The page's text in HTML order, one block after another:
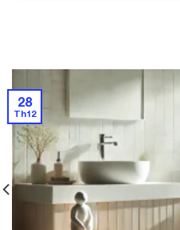
28
Th12